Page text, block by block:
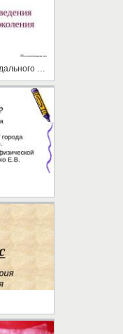
Профилактика суицидального поведения подрастающего поколения